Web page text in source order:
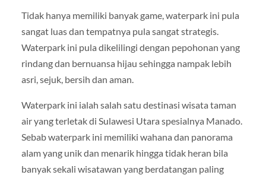
Tidak hanya memiliki banyak game, waterpark ini pula
sangat luas dan tempatnya pula sangat strategis.
Waterpark ini pula dikelilingi dengan pepohonan yang
rindang dan bernuansa hijau sehingga nampak lebih
asri, sejuk, bersih dan aman.
Waterpark ini ialah salah satu destinasi wisata taman
air yang terletak di Sulawesi Utara spesialnya Manado.
Sebab waterpark ini memiliki wahana dan panorama
alam yang unik dan menarik hingga tidak heran bila
banyak sekali wisatawan yang berdatangan paling